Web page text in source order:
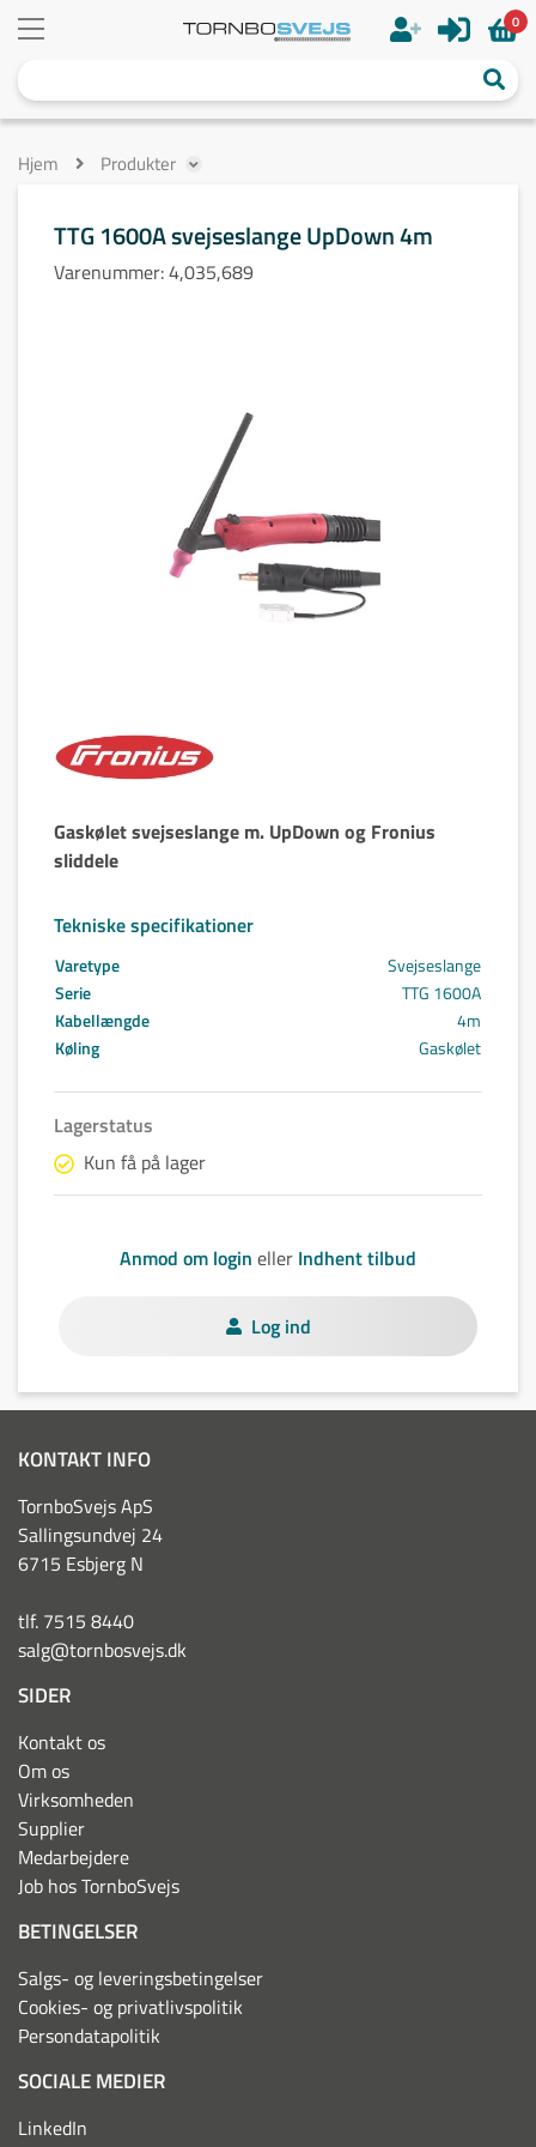
0
Hjem Produkter
TTG 1600A svejseslange UpDown 4m
Varenummer:4,035,689
Gaskølet svejseslange m. UpDown og Fronius
sliddele
Tekniske specifikationer
Varetype
Svejseslange
Serie
TTG 1600A
Kabellængde
4m
Køling
Gaskølet
Lagerstatus
Kun få på lager
Anmod om login eller Indhent tilbud
Log ind
KONTAKT INFO
TornboSvejs ApS
Sallingsundvej 24
6715 Esbjerg N
tlf. 7515 8440
salg@tornbosvejs.dk
SIDER
Kontakt os
Om os
Virksomheden
Supplier
Medarbejdere
Job hos TornboSvejs
BETINGELSER
Salgs- og leveringsbetingelser
Cookies- og privatlivspolitik
Persondatapolitik
SOCIALE MEDIER
LinkedIn